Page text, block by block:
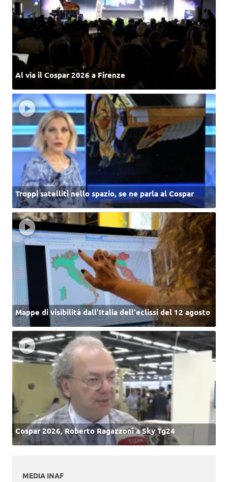
Al via il Cospar 2026 a Firenze
Troppi satelliti nello spazio, se ne parla al Cospar
Mappe di visibilità dall’Italia dell'eclissi del 12 agosto
Cospar 2026, Roberto Ragazzoni a Sky Tg24
MEDIA INAF